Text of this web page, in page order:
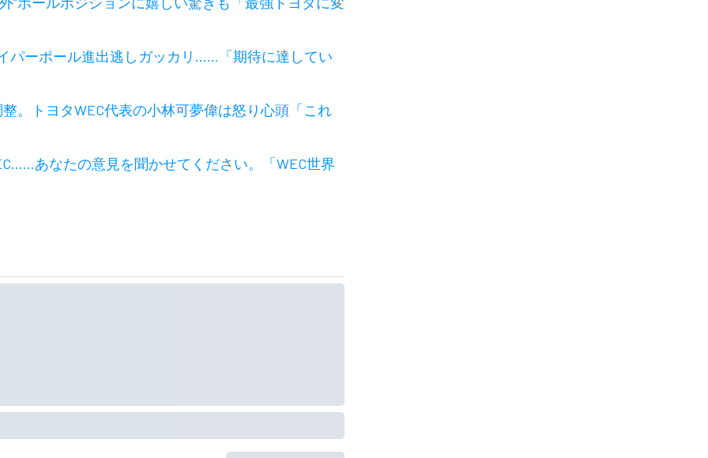
パーポール進出逃しガッカリ……「期待に達してい
。トヨタWEC代表の小林可夢偉は怒り心頭「これ
あなたの意見を聞かせてください。「WEC世界